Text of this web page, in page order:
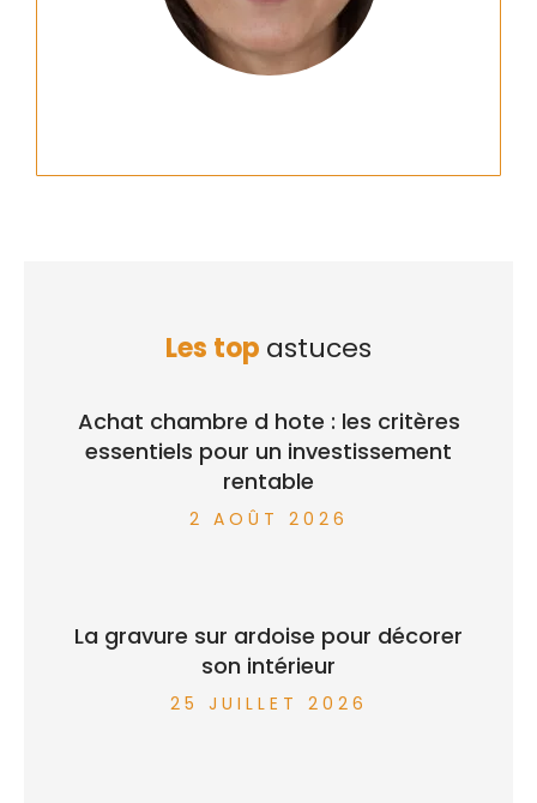
Les top astuces
Achat chambre d hote : les critères
essentiels pour un investissement
rentable
2 AOÛT 2026
La gravure sur ardoise pour décorer
son intérieur
25 JUILLET 2026